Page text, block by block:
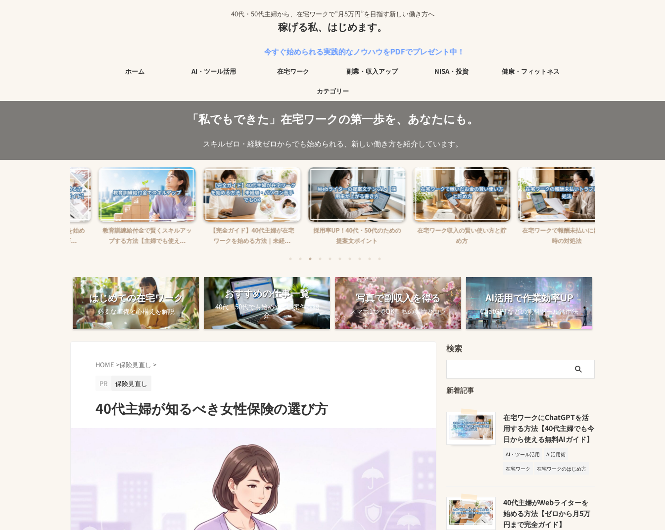
40代・50代主婦から、在宅ワークで“月5万円”を目指す新しい働き方へ
稼げる私、はじめます。
今すぐ始められる実践的なノウハウをPDFでプレゼント中！
ホーム AI・ツール活用 在宅ワーク 副業・収入アップ NISA・投資 健康・フィットネス
カテゴリー
「私でもできた」在宅ワークの第一歩を、あなたにも。
スキルゼロ・経験ゼロからでも始められる、新しい働き方を紹介しています。
教育訓練給付金で賢くスキルアッ
プする方法【主婦でも使え...
【完全ガイド】40代主婦が在宅
ワークを始める方法｜未経...
採用率UP！40代・50代のための
提案文ポイント
在宅ワーク収入の賢い使い方と貯
在宅ワークで報酬未払いに困った
時の対処法
はじめての在宅ワーク
必要な準備と心構えを解説
おすすめの仕事一覧
40代・50代でも始めやすい案件を紹
介
写真で副収入を得る
スマホ1つでOK！私の実績とコツ
AI活用で作業効率UP
ChatGPTなどの無料ツール活用法
HOME >保険見直し >
PR
保険見直し
40代主婦が知るべき女性保険の選び方
検索
新着記事
在宅ワークにChatGPTを活
用する方法【40代主婦でも今
日から使える無料AIガイド】
AI・ツール活用
AI活用術
在宅ワーク
在宅ワークのはじめ方
40代主婦がWebライターを
始める方法【ゼロから月5万
円まで完全ガイド】